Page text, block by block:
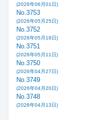
(2026年06月01日)
No.3753
(2026年05月25日)
No.3752
(2026年05月18日)
No.3751
(2026年05月11日)
No.3750
(2026年04月27日)
No.3749
(2026年04月20日)
No.3748
(2026年04月13日)